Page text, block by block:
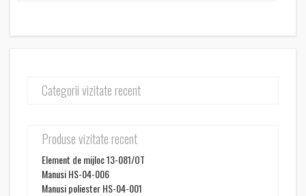
Categorii vizitate recent
Produse vizitate recent
Element de mijloc 13-081/OT
Manusi HS-04-006
Manusi poliester HS-04-001